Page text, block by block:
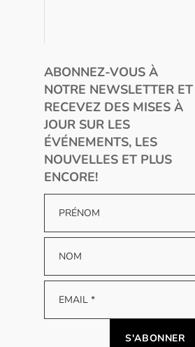
ABONNEZ-VOUS À
NOTRE NEWSLETTER ET
RECEVEZ DES MISES À
JOUR SUR LES
ÉVÉNEMENTS, LES
NOUVELLES ET PLUS
ENCORE!